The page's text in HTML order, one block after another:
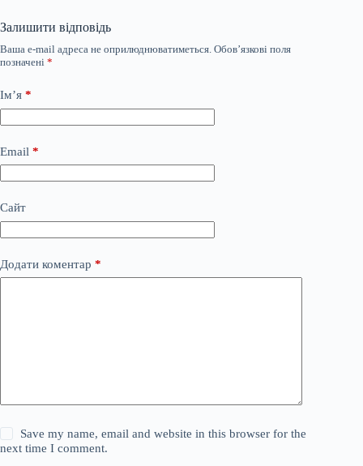
Залишити відповідь
Ваша e-mail адреса не оприлюднюватиметься. Обов’язкові поля
позначені *
Ім’я *
Email *
Сайт
Додати коментар *
Save my name, email and website in this browser for the
next time I comment.